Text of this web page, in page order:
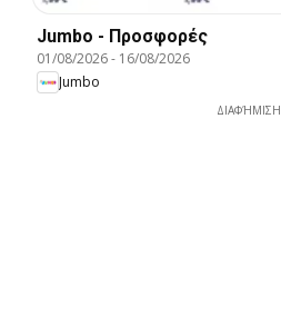
Jumbo - Προσφορές
01/08/2026- 16/08/2026
Jumbo
ΔΙΑΦΉΜΙΣΗ